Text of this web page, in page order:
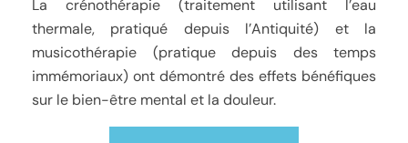
La crénothérapie (traitement utilisant l’eau
thermale, pratiqué depuis l’Antiquité) et la
musicothérapie (pratique depuis des temps
immémoriaux) ont démontré des effets bénéfiques
sur le bien-être mental et la douleur.